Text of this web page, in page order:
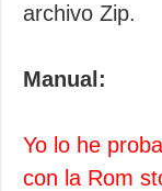
archivo Zip.
Manual:
Yo lo he
con la Rom